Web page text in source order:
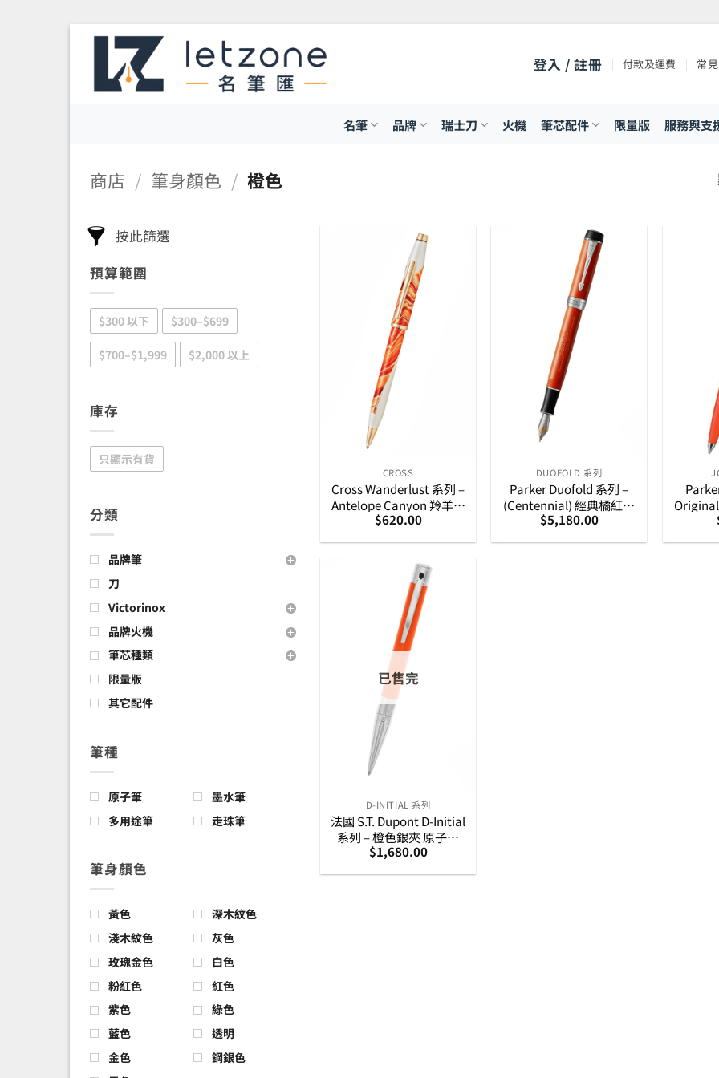
Skip
content
登入 / 註冊 付款及運費 常
名筆 品牌 瑞士刀 火機 筆芯配件 限量版 服務與支
商店 / 筆身顏色 / 橙色
按此篩選
預算範圍
$300 以下 $300–$699
$700–$1,999 $2,000 以上
庫存
只顯示有貨
分類
品牌筆
刀
Victorinox
品牌火機
筆芯種類
限量版
其它配件
筆種
原子筆
墨水筆
多用途筆
走珠筆
筆身顏色
黃色
深木紋色
淺木紋色
灰色
玫瑰金色
白色
粉紅色
紅色
紫色
綠色
藍色
透明
金色
鋼銀色
CROSS
Cross Wanderlust 系列 –
Antelope Canyon 羚羊峽
谷原子筆 (AT0752-3)
$620.00
DUOFOLD 系列
Parker Duofold 系列 –
(Centennial) 經典橘紅銀
夾 18K 黃金筆咀墨水筆
$5,180.00
已售完
D-INITIAL 系列
法國 S.T. Dupont D-Initial
系列 – 橙色銀夾 原子筆
(265209)
$1,680.00